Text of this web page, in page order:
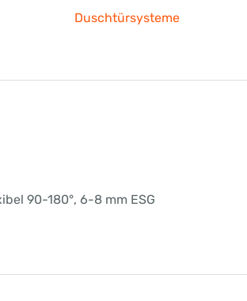
ESG
Duschtürsysteme
90-180°, 6-8 mm ESG